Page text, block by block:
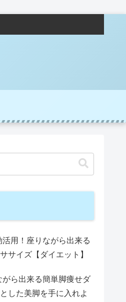
用！座りながら出来る
サイズ【ダイエット】
ら出来る簡単脚痩せダ
した美脚を手に入れよ